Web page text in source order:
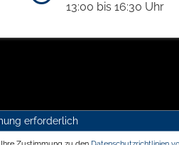
13:00 bis 16:30 Uhr
erforderlich